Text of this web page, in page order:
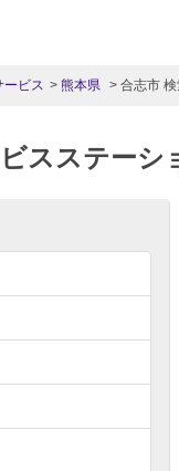
ービス 熊本県 合志市
スステーシ